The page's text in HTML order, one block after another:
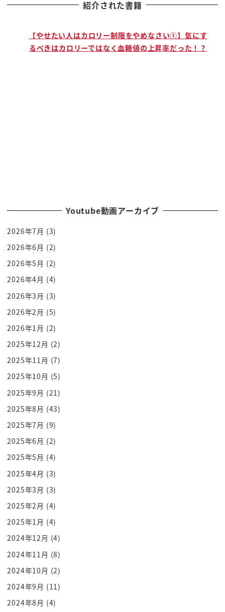
紹介された書籍
【やせたい人はカロリー制限をやめなさい①】気にす
るべきはカロリーではなく血糖値の上昇率だった！？
Youtube動画アーカイブ
2026年7月 (3)
2026年6月 (2)
2026年5月 (2)
2026年4月 (4)
2026年3月 (3)
2026年2月 (5)
2026年1月 (2)
2025年12月 (2)
2025年11月 (7)
2025年10月 (5)
2025年9月 (21)
2025年8月 (43)
2025年7月 (9)
2025年6月 (2)
2025年5月 (4)
2025年4月 (3)
2025年3月 (3)
2025年2月 (4)
2025年1月 (4)
2024年12月 (4)
2024年11月 (8)
2024年10月 (2)
2024年9月 (11)
2024年8月 (4)